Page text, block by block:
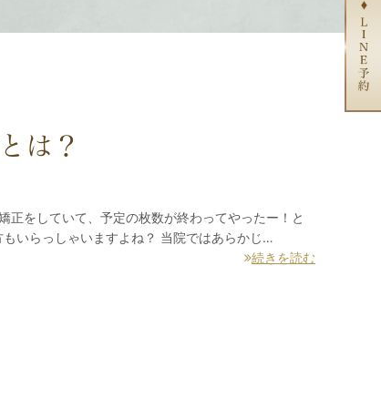
は？
正をしていて、予定の枚数が終わってやったー！と
いらっしゃいますよね？ 当院ではあらかじ…
続きを読む